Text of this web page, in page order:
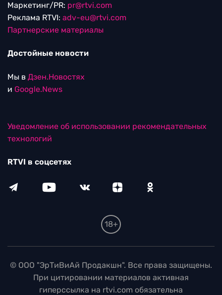
Маркетинг/PR: pr@rtvi.com
Реклама RTVI: adv-eu@rtvi.com
Партнерские материалы
Достойные новости
Мы в Дзен.Новостях
и Google.News
Уведомление об использовании рекомендательных
технологий
RTVI в соцсетях
18+
© ООО "ЭрТиВиАй Продакшн". Все права защищены.
При цитировании материалов активная
гиперссылка на rtvi.com обязательна